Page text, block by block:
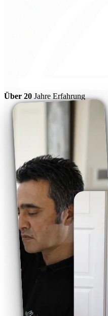
Über 20 Jahre Erfahrung